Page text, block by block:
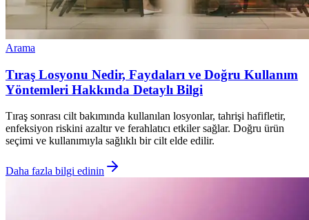
Arama
Tıraş Losyonu Nedir, Faydaları ve Doğru Kullanım
Yöntemleri Hakkında Detaylı Bilgi
Tıraş sonrası cilt bakımında kullanılan losyonlar, tahrişi hafifletir,
enfeksiyon riskini azaltır ve ferahlatıcı etkiler sağlar. Doğru ürün
seçimi ve kullanımıyla sağlıklı bir cilt elde edilir.
Daha fazla bilgi edinin